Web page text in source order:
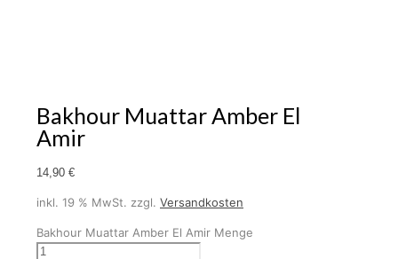
Bakhour Muattar Amber El
Amir
14,90 €
inkl. 19 % MwSt. zzgl. Versandkosten
Bakhour Muattar Amber El Amir Menge